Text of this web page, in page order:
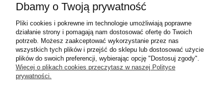
Warunki zakupów
Moje konto
Informacje o sklepie
Dbamy o Twoją prywatność
Pliki cookies i pokrewne im technologie umożliwiają poprawne
działanie strony i pomagają nam dostosować ofertę do Twoich
potrzeb. Możesz zaakceptować wykorzystanie przez nas
wszystkich tych plików i przejść do sklepu lub dostosować użycie
plików do swoich preferencji, wybierając opcję "Dostosuj zgody".
Więcej o plikach cookies przeczytasz w naszej Polityce
prywatności.